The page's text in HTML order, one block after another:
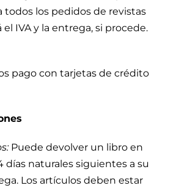
todos los pedidos de revistas
el IVA y la entrega, si procede.
pago con tarjetas de crédito
Puede devolver un libro en
días naturales siguientes a su
Los artículos deben estar